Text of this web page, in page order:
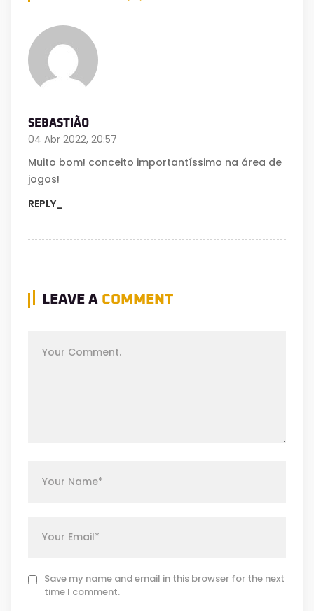
SEBASTIÃO
04 Abr 2022, 20:57
Muito bom! conceito importantíssimo na área de
jogos!
REPLY_
LEAVE A COMMENT
Save my name and email in this browser for the next
time I comment.